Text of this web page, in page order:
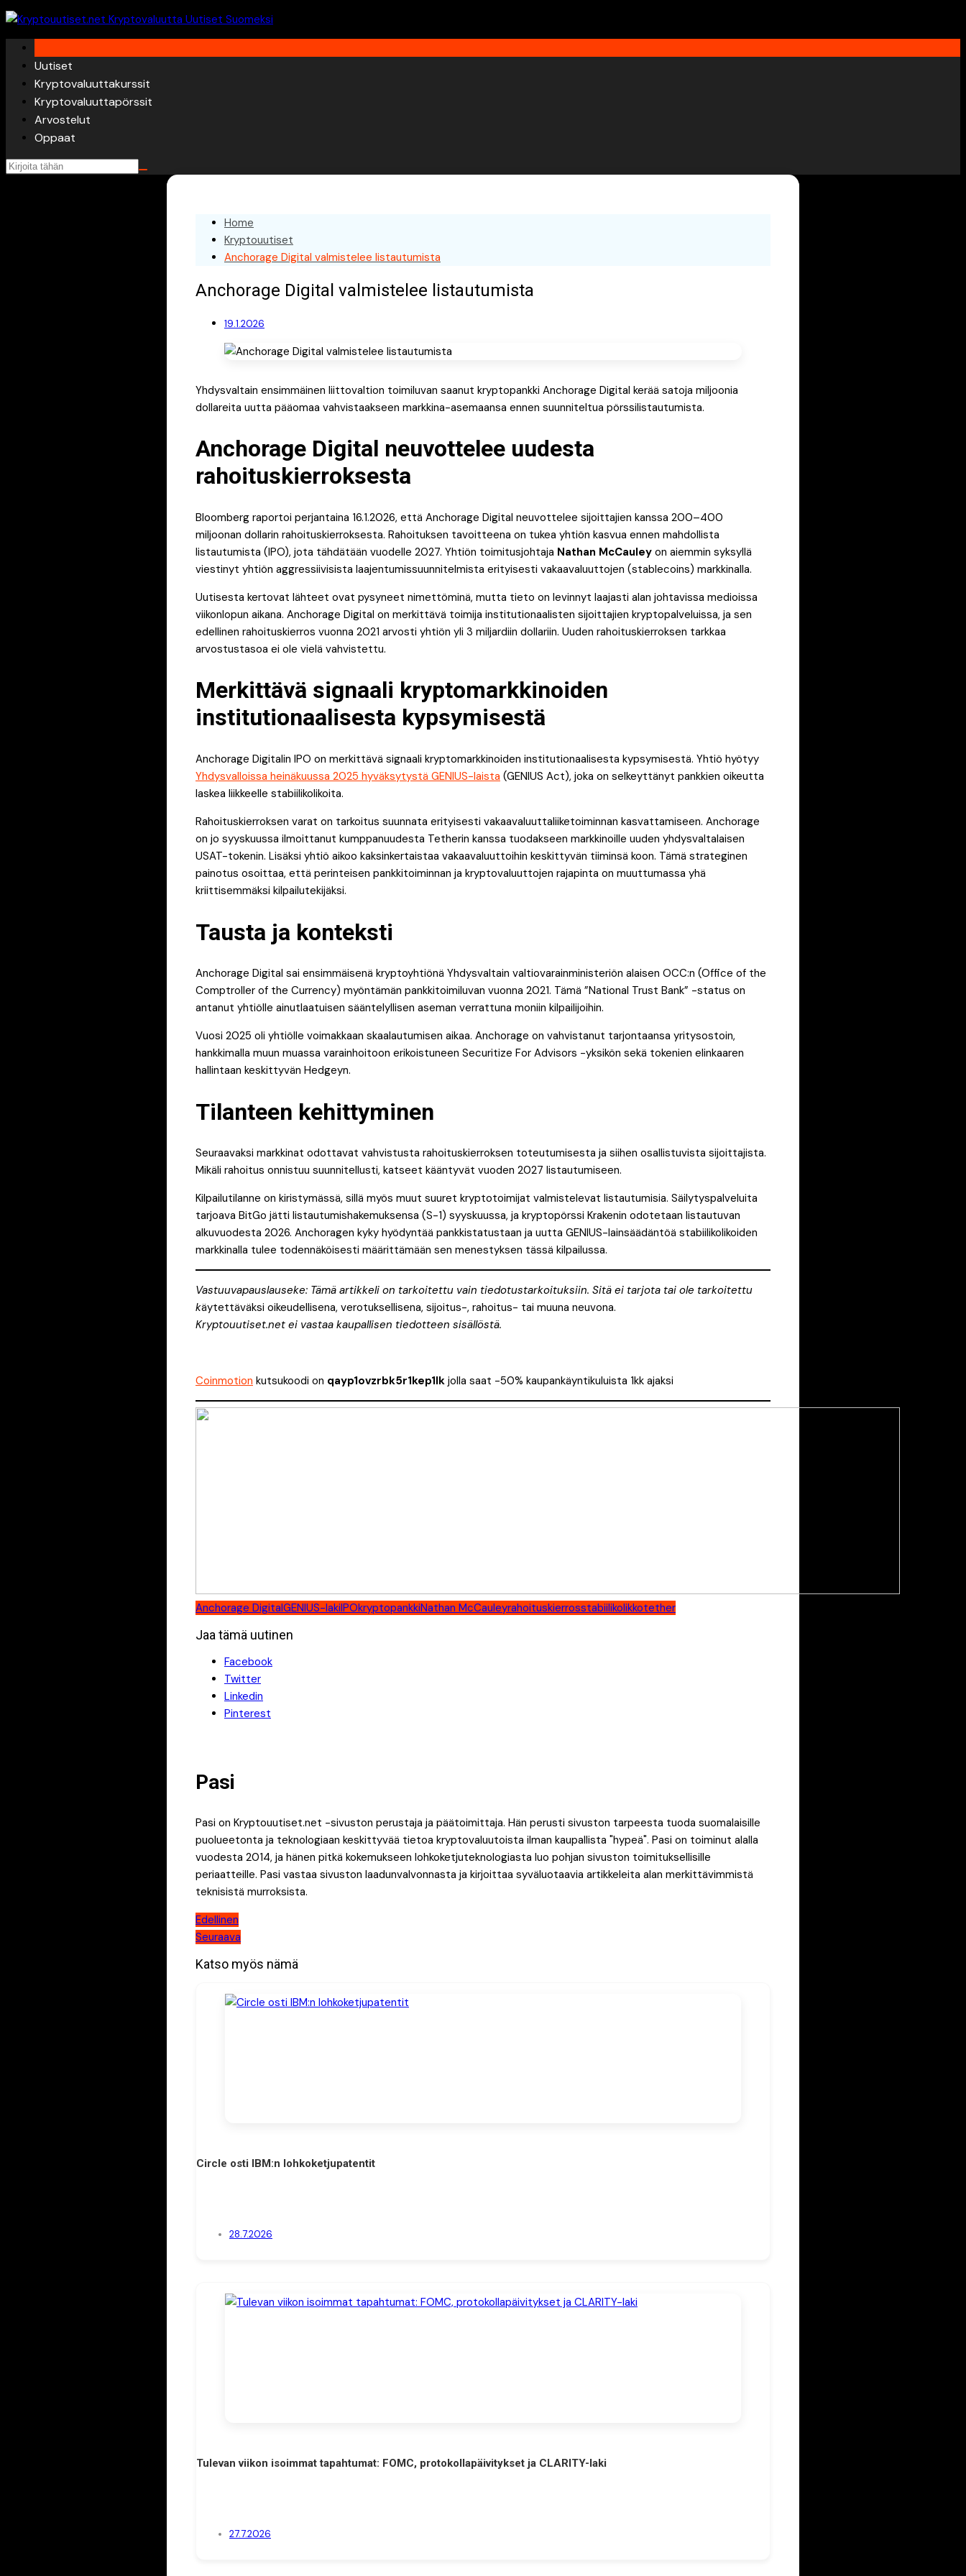
Skip
to
content
Uutiset
Kryptovaluuttakurssit
Kryptovaluuttapörssit
Arvostelut
Oppaat
Home
Kryptouutiset
Anchorage Digital valmistelee listautumista
Anchorage Digital valmistelee listautumista
19.1.2026
Yhdysvaltain ensimmäinen liittovaltion toimiluvan saanut kryptopankki Anchorage Digital kerää satoja miljoonia
dollareita uutta pääomaa vahvistaakseen markkina-asemaansa ennen suunniteltua pörssilistautumista.
Anchorage Digital neuvottelee uudesta
rahoituskierroksesta
Bloomberg raportoi perjantaina 16.1.2026, että Anchorage Digital neuvottelee sijoittajien kanssa 200–400
miljoonan dollarin rahoituskierroksesta. Rahoituksen tavoitteena on tukea yhtiön kasvua ennen mahdollista
listautumista (IPO), jota tähdätään vuodelle 2027. Yhtiön toimitusjohtaja Nathan McCauley on aiemmin syksyllä
viestinyt yhtiön aggressiivisista laajentumissuunnitelmista erityisesti vakaavaluuttojen (stablecoins) markkinalla.
Uutisesta kertovat lähteet ovat pysyneet nimettöminä, mutta tieto on levinnyt laajasti alan johtavissa medioissa
viikonlopun aikana. Anchorage Digital on merkittävä toimija institutionaalisten sijoittajien kryptopalveluissa, ja sen
edellinen rahoituskierros vuonna 2021 arvosti yhtiön yli 3 miljardiin dollariin. Uuden rahoituskierroksen tarkkaa
arvostustasoa ei ole vielä vahvistettu.
Merkittävä signaali kryptomarkkinoiden
institutionaalisesta kypsymisestä
Anchorage Digitalin IPO on merkittävä signaali kryptomarkkinoiden institutionaalisesta kypsymisestä. Yhtiö hyötyy
Yhdysvalloissa heinäkuussa 2025 hyväksytystä GENIUS-laista (GENIUS Act), joka on selkeyttänyt pankkien oikeutta
laskea liikkeelle stabiilikolikoita.
Rahoituskierroksen varat on tarkoitus suunnata erityisesti vakaavaluuttaliiketoiminnan kasvattamiseen. Anchorage
on jo syyskuussa ilmoittanut kumppanuudesta Tetherin kanssa tuodakseen markkinoille uuden yhdysvaltalaisen
USAT-tokenin. Lisäksi yhtiö aikoo kaksinkertaistaa vakaavaluuttoihin keskittyvän tiiminsä koon. Tämä strateginen
painotus osoittaa, että perinteisen pankkitoiminnan ja kryptovaluuttojen rajapinta on muuttumassa yhä
kriittisemmäksi kilpailutekijäksi.
Tausta ja konteksti
Anchorage Digital sai ensimmäisenä kryptoyhtiönä Yhdysvaltain valtiovarainministeriön alaisen OCC:n (Office of the
Comptroller of the Currency) myöntämän pankkitoimiluvan vuonna 2021. Tämä ”National Trust Bank” -status on
antanut yhtiölle ainutlaatuisen sääntelyllisen aseman verrattuna moniin kilpailijoihin.
Vuosi 2025 oli yhtiölle voimakkaan skaalautumisen aikaa. Anchorage on vahvistanut tarjontaansa yritysostoin,
hankkimalla muun muassa varainhoitoon erikoistuneen Securitize For Advisors -yksikön sekä tokenien elinkaaren
hallintaan keskittyvän Hedgeyn.
Tilanteen kehittyminen
Seuraavaksi markkinat odottavat vahvistusta rahoituskierroksen toteutumisesta ja siihen osallistuvista sijoittajista.
Mikäli rahoitus onnistuu suunnitellusti, katseet kääntyvät vuoden 2027 listautumiseen.
Kilpailutilanne on kiristymässä, sillä myös muut suuret kryptotoimijat valmistelevat listautumisia. Säilytyspalveluita
tarjoava BitGo jätti listautumishakemuksensa (S-1) syyskuussa, ja kryptopörssi Krakenin odotetaan listautuvan
alkuvuodesta 2026. Anchoragen kyky hyödyntää pankkistatustaan ja uutta GENIUS-lainsäädäntöä stabiilikolikoiden
markkinalla tulee todennäköisesti määrittämään sen menestyksen tässä kilpailussa.
Vastuuvapauslauseke: Tämä artikkeli on tarkoitettu vain tiedotustarkoituksiin. Sitä ei tarjota tai ole tarkoitettu
käytettäväksi oikeudellisena, verotuksellisena, sijoitus-, rahoitus- tai muuna neuvona.
Kryptouutiset.net ei vastaa kaupallisen tiedotteen sisällöstä.
Coinmotion kutsukoodi on qayp1ovzrbk5r1kep1lk jolla saat -50% kaupankäyntikuluista 1kk ajaksi
Anchorage DigitalGENIUS-lakiIPOkryptopankkiNathan McCauleyrahoituskierrosstabiilikolikkotether
Jaa tämä uutinen
Facebook
Twitter
Linkedin
Pinterest
Pasi
Pasi on Kryptouutiset.net -sivuston perustaja ja päätoimittaja. Hän perusti sivuston tarpeesta tuoda suomalaisille
puolueetonta ja teknologiaan keskittyvää tietoa kryptovaluutoista ilman kaupallista "hypeä". Pasi on toiminut alalla
vuodesta 2014, ja hänen pitkä kokemukseen lohkoketjuteknologiasta luo pohjan sivuston toimituksellisille
periaatteille. Pasi vastaa sivuston laadunvalvonnasta ja kirjoittaa syväluotaavia artikkeleita alan merkittävimmistä
teknisistä murroksista.
Artikkelien
selaus
Edellinen
Seuraava
Katso myös nämä
Circle osti IBM:n lohkoketjupatentit
28.7.2026
Tulevan viikon isoimmat tapahtumat: FOMC, protokollapäivitykset ja CLARITY-laki
27.7.2026